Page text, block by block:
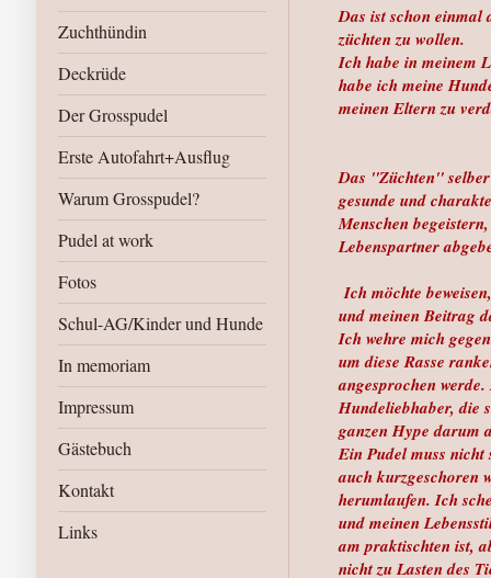
Zuchthündin
Deckrüde
Der Grosspudel
Erste Autofahrt+Ausflug
Warum Grosspudel?
Pudel at work
Fotos
Schul-AG/Kinder und Hunde
In memoriam
Impressum
Gästebuch
Kontakt
Links
Das ist schon einmal
züchten zu wollen.
Ich habe in meinem
habe ich meine
meinen Eltern zu
Das "Züchten"
gesunde und
Menschen
Lebenspartner
Ich möchte
und meinen Beitrag
Ich wehre mich
um diese Rasse
angesprochen
Hundeliebhaber, die
ganzen Hype darum
Ein Pudel muss
auch kurzgeschoren
herumlaufen. Ich
und meinen
am praktischten ist,
nicht zu Lasten des